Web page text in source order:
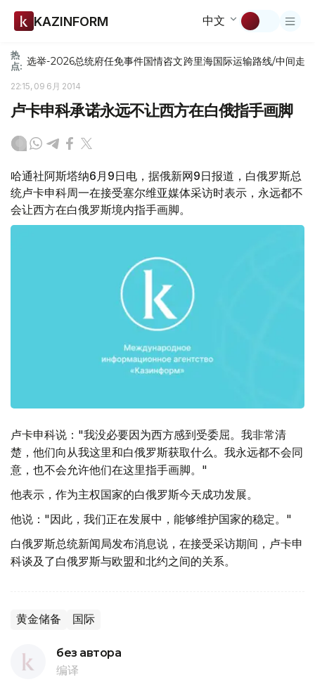
KAZINFORM 中文
热
点: 选举-2026总统府任免事件国情咨文跨里海国际运输路线/中间走廊
22:15, 09 6月 2014
卢卡申科承诺永远不让西方在白俄指手画脚
哈通社阿斯塔纳6月9日电，据俄新网9日报道，白俄罗斯总
统卢卡申科周一在接受塞尔维亚媒体采访时表示，永远都不
会让西方在白俄罗斯境内指手画脚。
卢卡申科说："我没必要因为西方感到受委屈。我非常清
楚，他们向从我这里和白俄罗斯获取什么。我永远都不会同
意，也不会允许他们在这里指手画脚。"
他表示，作为主权国家的白俄罗斯今天成功发展。
他说："因此，我们正在发展中，能够维护国家的稳定。"
白俄罗斯总统新闻局发布消息说，在接受采访期间，卢卡申
科谈及了白俄罗斯与欧盟和北约之间的关系。
黄金储备 国际
без автора
编译